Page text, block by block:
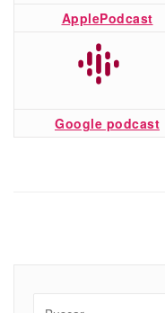
ApplePodcast
Google podcast